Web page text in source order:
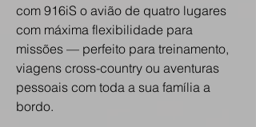
com 916iS o avião de quatro lugares
com máxima flexibilidade para
missões — perfeito para treinamento,
viagens cross-country ou aventuras
pessoais com toda a sua família a
bordo.